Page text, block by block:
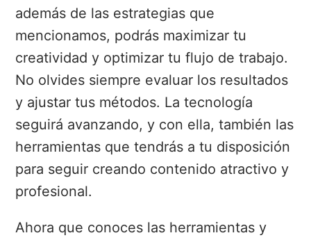
además de las estrategias que
mencionamos, podrás maximizar tu
creatividad y optimizar tu flujo de trabajo.
No olvides siempre evaluar los resultados
y ajustar tus métodos. La tecnología
seguirá avanzando, y con ella, también las
herramientas que tendrás a tu disposición
para seguir creando contenido atractivo y
profesional.
Ahora que conoces las herramientas y